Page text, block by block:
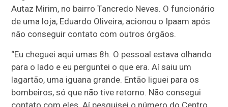
Autaz Mirim, no bairro Tancredo Neves. O funcionário
de uma loja, Eduardo Oliveira, acionou o Ipaam após
não conseguir contato com outros órgãos.
“Eu cheguei aqui umas 8h. O pessoal estava olhando
para o lado e eu perguntei o que era. Aí saiu um
lagartão, uma iguana grande. Então liguei para os
bombeiros, só que não tive retorno. Não consegui